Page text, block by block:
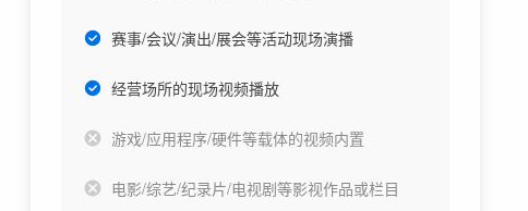
赛事/会议/演出/展会等活动现场演播
经营场所的现场视频播放
游戏/应用程序/硬件等载体的视频内置
电影/综艺/纪录片/电视剧等影视作品或栏目